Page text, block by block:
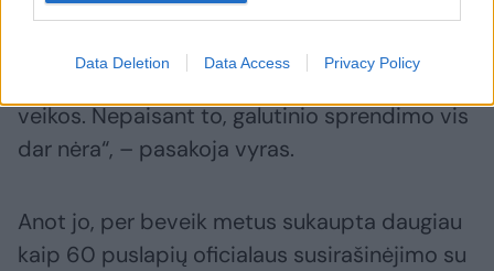
Data Deletion Data Access Privacy Policy
teismo ekspertizės centro valstybinė
ekspertizė, baigtas policijos tyrimas, kurio
veikos. Nepaisant to, galutinio sprendimo vis
dar nėra“, – pasakoja vyras.
Anot jo, per beveik metus sukaupta daugiau
kaip 60 puslapių oficialaus susirašinėjimo su